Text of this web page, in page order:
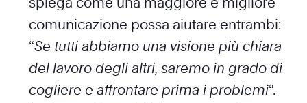
comunicazione possa aiutare entrambi:
“Se tutti abbiamo una visione più chiara
del lavoro degli altri, saremo in grado di
cogliere e affrontare prima i problemi“.